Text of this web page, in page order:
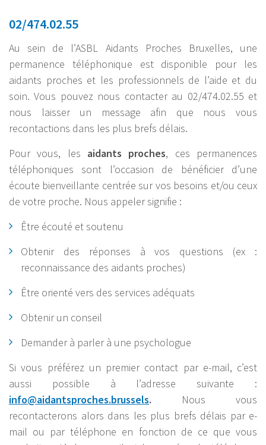
02/474.02.55
Au sein de l’ASBL Aidants Proches Bruxelles, une
permanence téléphonique est disponible pour les
aidants proches et les professionnels de l’aide et du
soin. Vous pouvez nous contacter au 02/474.02.55 et
nous laisser un message afin que nous vous
recontactions dans les plus brefs délais.
Pour vous, les aidants proches, ces permanences
téléphoniques sont l’occasion de bénéficier d’une
écoute bienveillante centrée sur vos besoins et/ou ceux
de votre proche. Nous appeler signifie :
Être écouté et soutenu
Obtenir des réponses à vos questions (ex :
reconnaissance des aidants proches)
Être orienté vers des services adéquats
Obtenir un conseil
Demander à parler à une psychologue
Si vous préférez un premier contact par e-mail, c’est
aussi possible à l’adresse suivante :
info@aidantsproches.brussels. Nous vous
recontacterons alors dans les plus brefs délais par e-
mail ou par téléphone en fonction de ce que vous